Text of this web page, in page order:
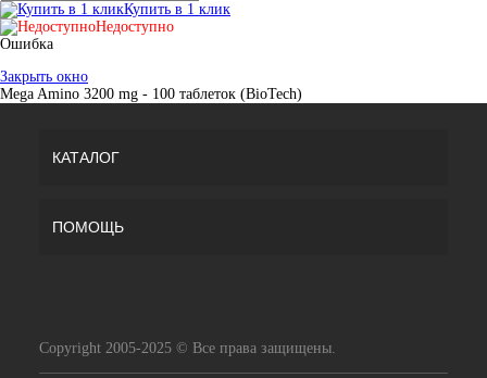
Купить в 1 клик
Недоступно
Ошибка
Закрыть окно
Mega Amino 3200 mg - 100 таблеток (BioTech)
КАТАЛОГ
ПОМОЩЬ
Copyright 2005-2025 © Все права защищены.